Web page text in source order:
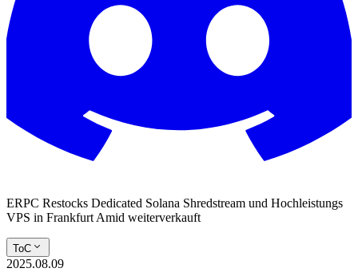
ERPC Restocks Dedicated Solana Shredstream und Hochleistungs
VPS in Frankfurt Amid weiterverkauft
ToC
2025.08.09